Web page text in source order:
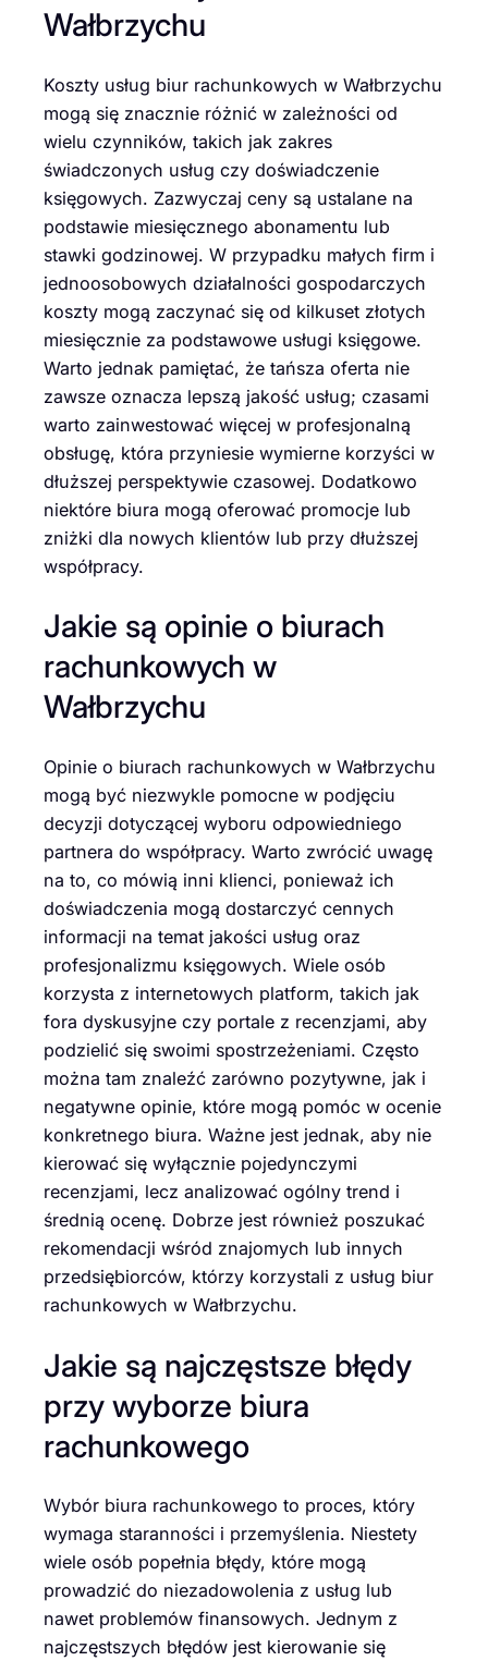
Wałbrzychu
Koszty usług biur rachunkowych w Wałbrzychu
mogą się znacznie różnić w zależności od
wielu czynników, takich jak zakres
świadczonych usług czy doświadczenie
księgowych. Zazwyczaj ceny są ustalane na
podstawie miesięcznego abonamentu lub
stawki godzinowej. W przypadku małych firm i
jednoosobowych działalności gospodarczych
koszty mogą zaczynać się od kilkuset złotych
miesięcznie za podstawowe usługi księgowe.
Warto jednak pamiętać, że tańsza oferta nie
zawsze oznacza lepszą jakość usług; czasami
warto zainwestować więcej w profesjonalną
obsługę, która przyniesie wymierne korzyści w
dłuższej perspektywie czasowej. Dodatkowo
niektóre biura mogą oferować promocje lub
zniżki dla nowych klientów lub przy dłuższej
współpracy.
Jakie są opinie o biurach
rachunkowych w
Wałbrzychu
Opinie o biurach rachunkowych w Wałbrzychu
mogą być niezwykle pomocne w podjęciu
decyzji dotyczącej wyboru odpowiedniego
partnera do współpracy. Warto zwrócić uwagę
na to, co mówią inni klienci, ponieważ ich
doświadczenia mogą dostarczyć cennych
informacji na temat jakości usług oraz
profesjonalizmu księgowych. Wiele osób
korzysta z internetowych platform, takich jak
fora dyskusyjne czy portale z recenzjami, aby
podzielić się swoimi spostrzeżeniami. Często
można tam znaleźć zarówno pozytywne, jak i
negatywne opinie, które mogą pomóc w ocenie
konkretnego biura. Ważne jest jednak, aby nie
kierować się wyłącznie pojedynczymi
recenzjami, lecz analizować ogólny trend i
średnią ocenę. Dobrze jest również poszukać
rekomendacji wśród znajomych lub innych
przedsiębiorców, którzy korzystali z usług biur
rachunkowych w Wałbrzychu.
Jakie są najczęstsze błędy
przy wyborze biura
rachunkowego
Wybór biura rachunkowego to proces, który
wymaga staranności i przemyślenia. Niestety
wiele osób popełnia błędy, które mogą
prowadzić do niezadowolenia z usług lub
nawet problemów finansowych. Jednym z
najczęstszych błędów jest kierowanie się